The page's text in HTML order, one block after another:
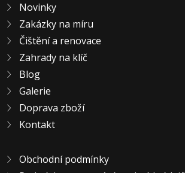
Novinky
Zakázky na míru
Čištění a renovace
Zahrady na klíč
Blog
Galerie
Doprava zboží
Kontakt
Obchodní podmínky